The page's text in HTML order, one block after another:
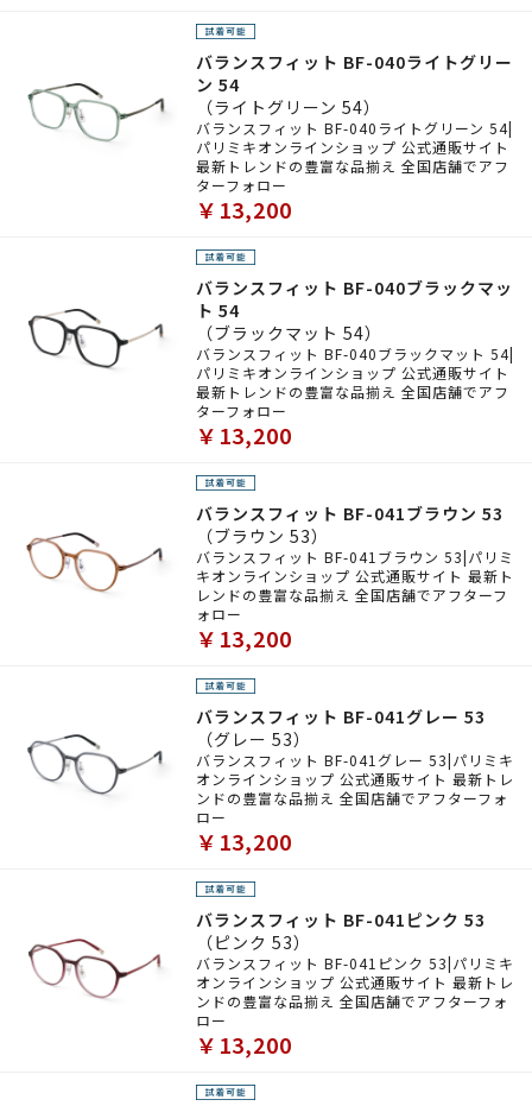
バランスフィット BF-040ライトグリー
ン 54
（ライトグリーン 54）
バランスフィット BF-040ライトグリーン 54|
パリミキオンラインショップ 公式通販サイト
最新トレンドの豊富な品揃え 全国店舗でアフ
ターフォロー
￥13,200
バランスフィット BF-040ブラックマッ
ト 54
（ブラックマット 54）
バランスフィット BF-040ブラックマット 54|
パリミキオンラインショップ 公式通販サイト
最新トレンドの豊富な品揃え 全国店舗でアフ
ターフォロー
￥13,200
バランスフィット BF-041ブラウン 53
（ブラウン 53）
バランスフィット BF-041ブラウン 53|パリミ
キオンラインショップ 公式通販サイト 最新ト
レンドの豊富な品揃え 全国店舗でアフターフ
ォロー
￥13,200
バランスフィット BF-041グレー 53
（グレー 53）
バランスフィット BF-041グレー 53|パリミキ
オンラインショップ 公式通販サイト 最新トレ
ンドの豊富な品揃え 全国店舗でアフターフォ
ロー
￥13,200
バランスフィット BF-041ピンク 53
（ピンク 53）
バランスフィット BF-041ピンク 53|パリミキ
オンラインショップ 公式通販サイト 最新トレ
ンドの豊富な品揃え 全国店舗でアフターフォ
ロー
￥13,200